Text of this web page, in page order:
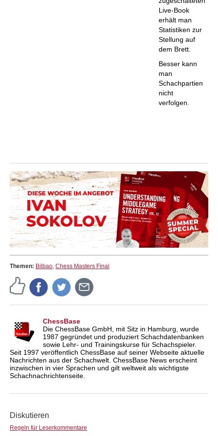
Live-Book
erhält man
Statistiken zur
Stellung auf
dem Brett.
Besser kann
man
Schachpartien
nicht
verfolgen.
Themen: Bilbao Chess Masters Final
ChessBase
Die ChessBase GmbH, mit Sitz in Hamburg, wurde
1987 gegründet und produziert Schachdatenbanken
sowie Lehr- und Trainingskurse für Schachspieler.
Seit 1997 veröffentlich ChessBase auf seiner Webseite aktuelle
Nachrichten aus der Schachwelt. ChessBase News erscheint
inzwischen in vier Sprachen und gilt weltweit als wichtigste
Schachnachrichtenseite.
Diskutieren
Regeln für Leserkommentare